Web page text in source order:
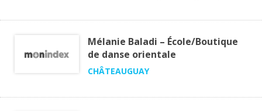
Mélanie Baladi – École/Boutique
de danse orientale
CHÂTEAUGUAY